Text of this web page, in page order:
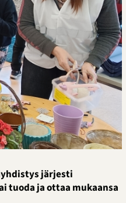
järjesti
tuoda ja ottaa mukaansa